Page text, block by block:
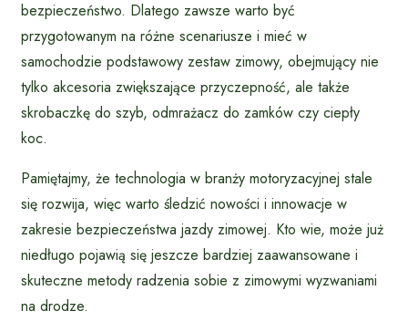
bezpieczeństwo. Dlatego zawsze warto być
przygotowanym na różne scenariusze i mieć w
samochodzie podstawowy zestaw zimowy, obejmujący nie
tylko akcesoria zwiększające przyczepność, ale także
skrobaczkę do szyb, odmrażacz do zamków czy ciepły
koc.
Pamiętajmy, że technologia w branży motoryzacyjnej stale
się rozwija, więc warto śledzić nowości i innowacje w
zakresie bezpieczeństwa jazdy zimowej. Kto wie, może już
niedługo pojawią się jeszcze bardziej zaawansowane i
skuteczne metody radzenia sobie z zimowymi wyzwaniami
na drodze.